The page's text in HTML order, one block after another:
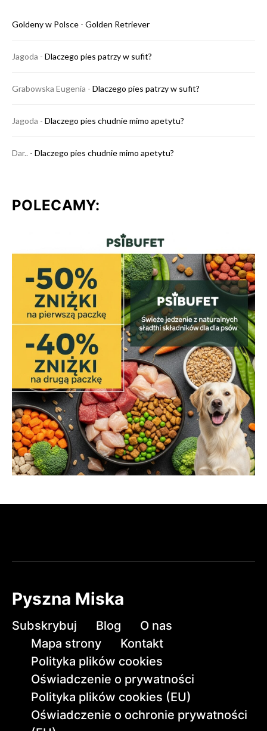
Goldeny w Polsce - Golden Retriever
Jagoda - Dlaczego pies patrzy w sufit?
Grabowska Eugenia - Dlaczego pies patrzy w sufit?
Jagoda - Dlaczego pies chudnie mimo apetytu?
Dar.. - Dlaczego pies chudnie mimo apetytu?
POLECAMY:
Pyszna Miska
Subskrybuj Blog
O nas
Mapa strony
Kontakt
Polityka plików cookies
Oświadczenie o prywatności
Polityka plików cookies (EU)
Oświadczenie o ochronie prywatności